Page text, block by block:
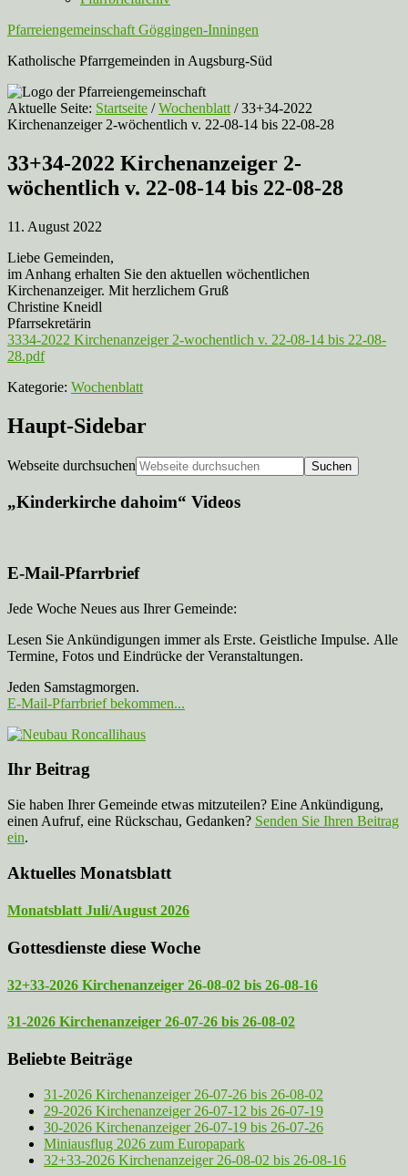
Pfarreiengemeinschaft Göggingen-Inningen
Katholische Pfarrgemeinden in Augsburg-Süd
Aktuelle Seite: Startseite / Wochenblatt /33+34-2022
Kirchenanzeiger 2-wöchentlich v. 22-08-14 bis 22-08-28
33+34-2022 Kirchenanzeiger 2-
wöchentlich v. 22-08-14 bis 22-08-28
11. August 2022
Liebe Gemeinden,
im Anhang erhalten Sie den aktuellen wöchentlichen
Kirchenanzeiger. Mit herzlichem Gruß
Christine Kneidl
Pfarrsekretärin
3334-2022 Kirchenanzeiger 2-wochentlich v. 22-08-14 bis 22-08-
28.pdf
Kategorie: Wochenblatt
Haupt-Sidebar
Webseite durchsuchen
„Kinderkirche dahoim“ Videos
E-Mail-Pfarrbrief
Jede Woche Neues aus Ihrer Gemeinde:
Lesen Sie Ankündigungen immer als Erste. Geistliche Impulse. Alle
Termine, Fotos und Eindrücke der Veranstaltungen.
Jeden Samstagmorgen.
E-Mail-Pfarrbrief bekommen...
Ihr Beitrag
Sie haben Ihrer Gemeinde etwas mitzuteilen? Eine Ankündigung,
einen Aufruf, eine Rückschau, Gedanken? Senden Sie Ihren Beitrag
ein.
Aktuelles Monatsblatt
Monatsblatt Juli/August 2026
Gottesdienste diese Woche
32+33-2026 Kirchenanzeiger 26-08-02 bis 26-08-16
31-2026 Kirchenanzeiger 26-07-26 bis 26-08-02
Beliebte Beiträge
31-2026 Kirchenanzeiger 26-07-26 bis 26-08-02
29-2026 Kirchenanzeiger 26-07-12 bis 26-07-19
30-2026 Kirchenanzeiger 26-07-19 bis 26-07-26
Miniausflug 2026 zum Europapark
32+33-2026 Kirchenanzeiger 26-08-02 bis 26-08-16